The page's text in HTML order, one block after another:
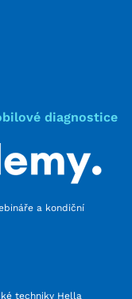
diagnostice
a kondiční
techniky Hella